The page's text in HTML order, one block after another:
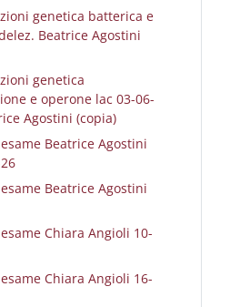
genetica batterica e
Beatrice Agostini
genetica
e operone lac 03-06-
Agostini (copia)
Beatrice Agostini
Beatrice Agostini
Chiara Angioli 10-
Chiara Angioli 16-